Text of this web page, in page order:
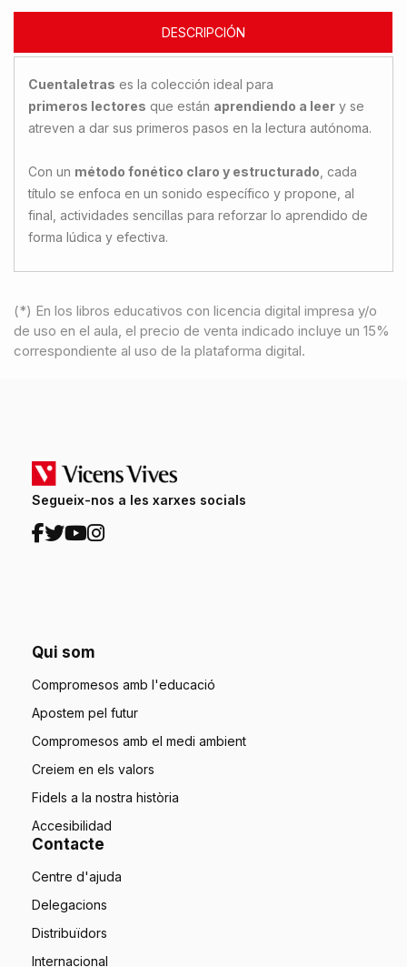
DESCRIPCIÓN
Cuentaletras es la colección ideal para
primeros lectores que están aprendiendo a leer y se
atreven a dar sus primeros pasos en la lectura autónoma.
Con un método fonético claro y estructurado , cada
título se enfoca en un sonido específico y propone, al
final, actividades sencillas para reforzar lo aprendido de
forma lúdica y efectiva.
(*) En los libros educativos con licencia digital impresa y/o
de uso en el aula, el precio de venta indicado incluye un 15%
correspondiente al uso de la plataforma digital.
Segueix-nos a les xarxes socials
Qui som
Compromesos amb l'educació
Apostem pel futur
Compromesos amb el medi ambient
Creiem en els valors
Fidels a la nostra història
Accesibilidad
Contacte
Centre d'ajuda
Delegacions
Distribuïdors
Internacional